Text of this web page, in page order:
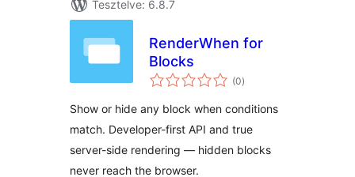
Tesztelve: 6.8.7
RenderWhen for
Blocks
(0értékelés
összesen
)
Show or hide any block when conditions
match. Developer-first API and true
server-side rendering — hidden blocks
never reach the browser.